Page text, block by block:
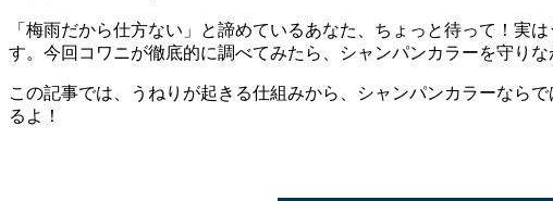
「梅雨だから仕方ない」と諦めているあなた、ちょっと待って！実は
す。今回コワニが徹底的に調べてみたら、シャンパンカラーを守り
この記事では、うねりが起きる仕組みから、シャンパンカラーなら
るよ！